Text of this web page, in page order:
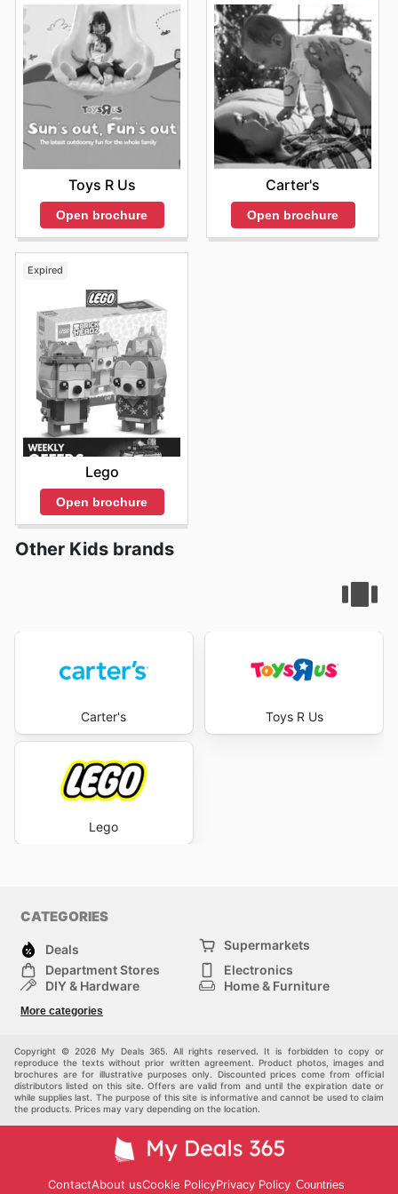
Toys R Us
Open brochure
Carter's
Open brochure
Expired
Lego
Open brochure
Other Kids brands
Carter's
Lego
Toys R Us
CATEGORIES
Deals
Supermarkets
Department Stores
Electronics
DIY & Hardware
Home & Furniture
Sports
More categories
Copyright © 2026 My Deals 365. All rights reserved. It is forbidden to copy or
reproduce the texts without prior written agreement. Product photos, images and
brochures are for illustrative purposes only. Discounted prices come from official
distributors listed on this site. Offers are valid from and until the expiration date or
while supplies last. The purpose of this site is informative and cannot be used to claim
the products. Prices may vary depending on the location.
ContactAbout usCookie PolicyPrivacy Policy Countries